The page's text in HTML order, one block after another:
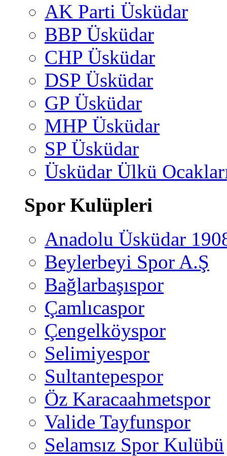
AK Parti Üsküdar
BBP Üsküdar
CHP Üsküdar
DSP Üsküdar
GP Üsküdar
MHP Üsküdar
SP Üsküdar
Üsküdar Ülkü
Spor Kulüpleri
Anadolu Üsküdar
Beylerbeyi Spor A.Ş
Bağlarbaşıspor
Çamlıcaspor
Çengelköyspor
Selimiyespor
Sultantepespor
Öz Karacaahmetspor
Valide Tayfunspor
Selamsız Spor Kulübü